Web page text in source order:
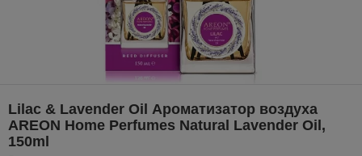
Lilac & Lavender Oil Ароматизатор воздуха
AREON Home Perfumes Natural Lavender Oil,
150ml